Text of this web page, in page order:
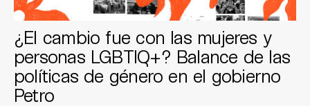
¿El cambio fue con las mujeres y
personas LGBTIQ+? Balance de las
políticas de género en el gobierno
Petro